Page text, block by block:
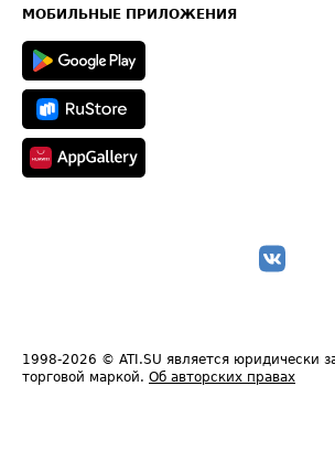
Техническая информация
МОБИЛЬНЫЕ ПРИЛОЖЕНИЯ
1998-2026 © ATI.SU является юридически
торговой маркой. Об авторских правах